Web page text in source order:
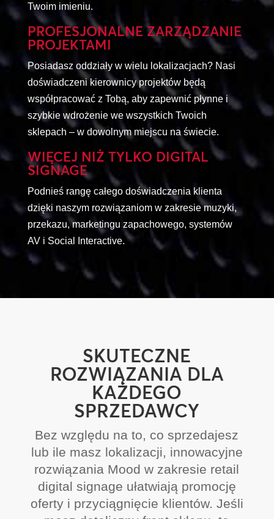
Twoim imieniu.
PROFESJONALNE ZARZĄDZANIE
PROJEKTAMI
Posiadasz oddziały w wielu lokalizacjach? Nasi
doświadczeni kierownicy projektów będą
współpracować z Tobą, aby zapewnić płynne i
szybkie wdrożenie we wszystkich Twoich
sklepach – w dowolnym miejscu na świecie.
WIĘCEJ NIŻ TYLKO DIGITAL
SIGNAGE
Podnieś rangę całego doświadczenia klienta
dzięki naszym rozwiązaniom w zakresie muzyki,
przekazu, marketingu zapachowego, systemów
AV i Social Interactive.
SKUTECZNE
ROZWIĄZANIA DLA
KAŻDEGO
SPRZEDAWCY
Bez względu na to, co sprzedajesz
lub ile masz lokalizacji, innowacyjne
rozwiązania Mood w zakresie retail
digital signage ułatwiają promocję
oferty i przyciągnięcie klientów. Jeśli